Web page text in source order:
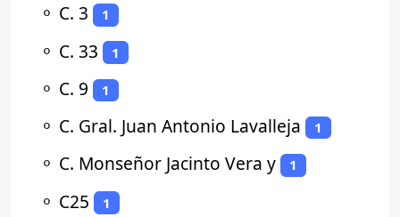
⚬ C. 3 1
⚬ C. 33 1
⚬ C. 9 1
⚬ C. Gral. Juan Antonio Lavalleja 1
⚬ C. Monseñor Jacinto Vera y 1
⚬ C25 1